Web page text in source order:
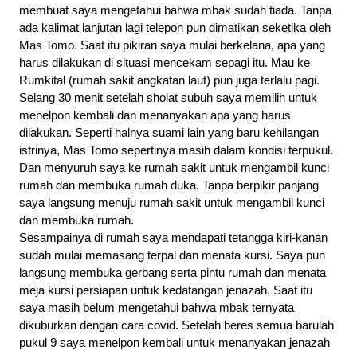
membuat saya mengetahui bahwa mbak sudah tiada. Tanpa
ada kalimat lanjutan lagi telepon pun dimatikan seketika oleh
Mas Tomo. Saat itu pikiran saya mulai berkelana, apa yang
harus dilakukan di situasi mencekam sepagi itu. Mau ke
Rumkital (rumah sakit angkatan laut) pun juga terlalu pagi.
Selang 30 menit setelah sholat subuh saya memilih untuk
menelpon kembali dan menanyakan apa yang harus
dilakukan. Seperti halnya suami lain yang baru kehilangan
istrinya, Mas Tomo sepertinya masih dalam kondisi terpukul.
Dan menyuruh saya ke rumah sakit untuk mengambil kunci
rumah dan membuka rumah duka. Tanpa berpikir panjang
saya langsung menuju rumah sakit untuk mengambil kunci
dan membuka rumah.
Sesampainya di rumah saya mendapati tetangga kiri-kanan
sudah mulai memasang terpal dan menata kursi. Saya pun
langsung membuka gerbang serta pintu rumah dan menata
meja kursi persiapan untuk kedatangan jenazah. Saat itu
saya masih belum mengetahui bahwa mbak ternyata
dikuburkan dengan cara covid. Setelah beres semua barulah
pukul 9 saya menelpon kembali untuk menanyakan jenazah